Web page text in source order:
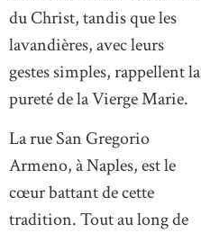
du Christ, tandis que les
lavandières, avec leurs
gestes simples, rappellent la
pureté de la Vierge Marie.
La rue San Gregorio
Armeno, à Naples, est le
cœur battant de cette
tradition. Tout au long de